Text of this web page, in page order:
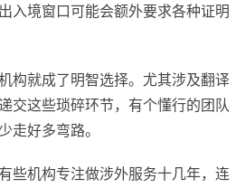
入境窗口可能会额外要求各种证明
构就成了明智选择。尤其涉及翻译
交这些琐碎环节，有个懂行的团队
走好多弯路。
些机构专注做涉外服务十几年，连